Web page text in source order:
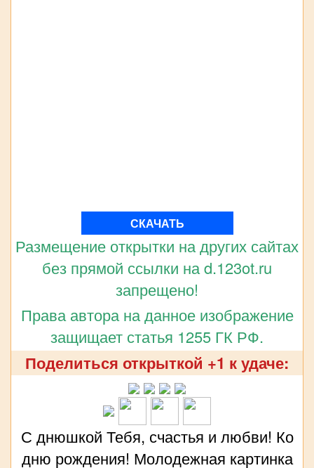
СКАЧАТЬ
Размещение открытки на других сайтах
без прямой ссылки на d.123ot.ru
запрещено!
Права автора на данное изображение
защищает статья 1255 ГК РФ.
Поделиться открыткой +1 к удаче:
С днюшкой Тебя, счастья и любви! Ко
дню рождения! Молодежная картинка